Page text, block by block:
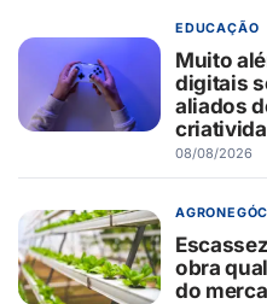
EDUCAÇÃO
Muito
digitais
aliados
08/08/2026
obra
do